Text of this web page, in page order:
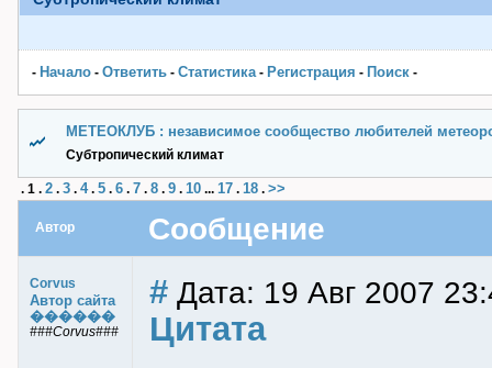
- Начало - Ответить - Статистика- Pегистрация - Поиск -
МЕТЕОКЛУБ : независимое сообщество любителей
Субтропический климат
. 1 . 2 . 3 . 4. 5 . 6 . 7 . 8 . 9 . 10 ... 17 . 18 . >>
Автор Сообщение
Corvus
Автор сайта
������
###Corvus###
# Дата: 19 Авг 2007
Цитата